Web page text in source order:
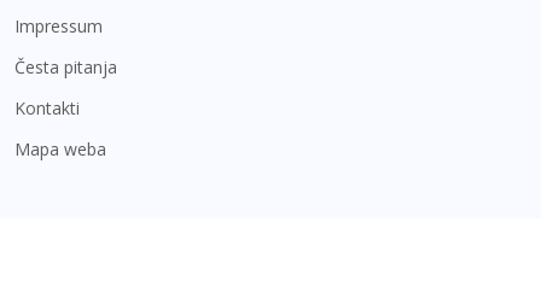
Impressum
Česta pitanja
Kontakti
Mapa weba